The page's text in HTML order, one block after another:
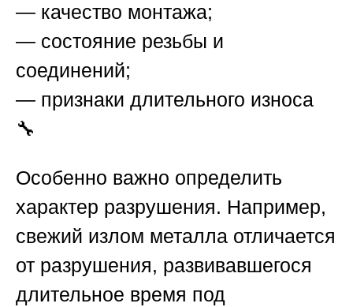
— качество монтажа;
— состояние резьбы и
соединений;
— признаки длительного износа
🔧
Особенно важно определить
характер разрушения. Например,
свежий излом металла отличается
от разрушения, развивавшегося
длительное время под